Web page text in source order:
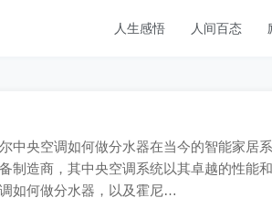
人生感悟 人间百态
中央空调如何做分水器在当今的智能家居
制造商，其中央空调系统以其卓越的性能
如何做分水器，以及霍尼…